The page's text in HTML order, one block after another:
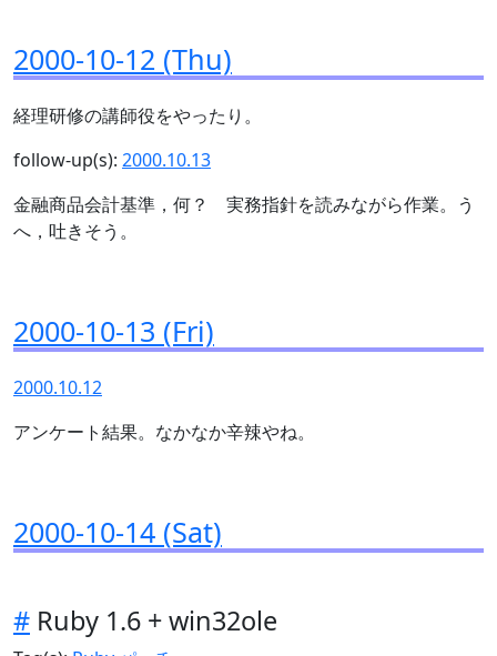
2000-10-12 (Thu)
経理研修の講師役をやったり。
follow-up(s): 2000.10.13
金融商品会計基準，何？ 実務指針を読みながら作業。う
へ，吐きそう。
2000-10-13 (Fri)
2000.10.12
アンケート結果。なかなか辛辣やね。
2000-10-14 (Sat)
# Ruby 1.6 + win32ole